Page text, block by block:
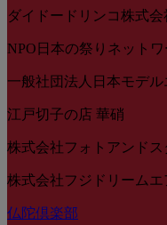
ダイドードリンコ株式会
NPO日本の祭りネットワ
一般社団法人日本モデ
江戸切子の店 華硝
株式会社フォトアンドス
株式会社フジドリーム
仏陀倶楽部